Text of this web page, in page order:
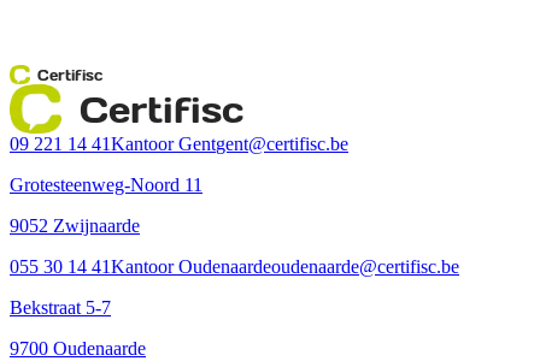
Certifisc
Certifisc
09 221 14 41Kantoor Gentgent@certifisc.be
Grotesteenweg-Noord 11
9052 Zwijnaarde
055 30 14 41Kantoor Oudenaardeoudenaarde@certifisc.be
Bekstraat 5-7
9700 Oudenaarde